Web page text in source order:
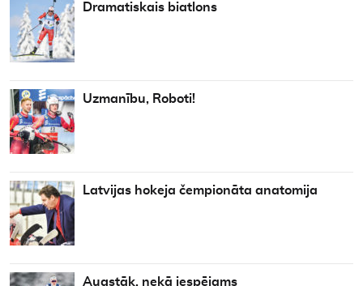
Dramatiskais biatlons
Uzmanību, Roboti!
Latvijas hokeja čempionāta anatomija
Augstāk, nekā iespējams